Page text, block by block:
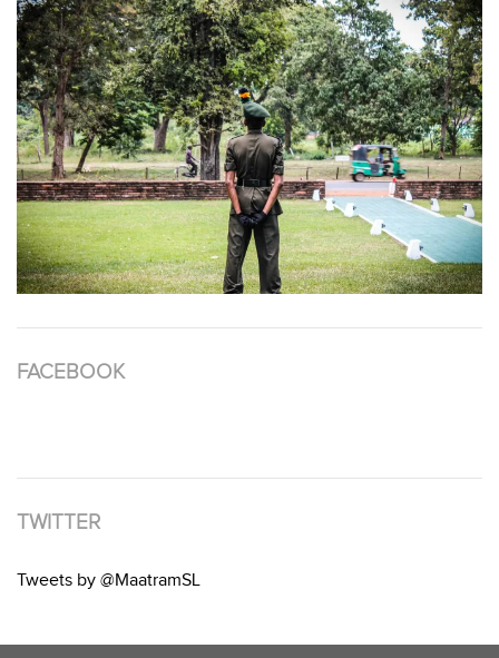
FACEBOOK
TWITTER
Tweets by @MaatramSL